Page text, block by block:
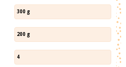
300 g
200 g
4